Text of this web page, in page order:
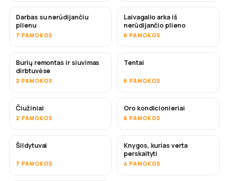
NETRUKUS
Darbas su nerūdijančiu
plienu
7 PAMOKOS
Laivagalio arka iš
nerūdijančio plieno
6 PAMOKOS
NETRUKUS
Burių remontas ir siuvimas
dirbtuvėse
2 PAMOKOS
Tentai
6 PAMOKOS
Čiužiniai
2 PAMOKOS
NETRUKUS
Oro kondicionieriai
6 PAMOKOS
NETRUKUS
Šildytuvai
7 PAMOKOS
NETRUKUS
Knygos, kurias verta
perskaityti
4 PAMOKOS